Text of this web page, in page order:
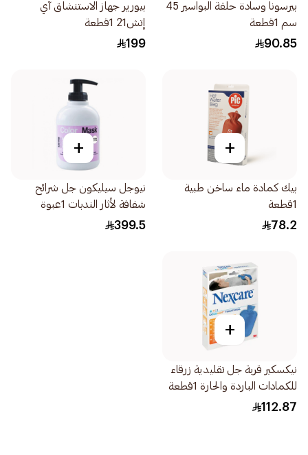
بيرسونا وسادة حلقة البواسير 45
سم 1قطعة
90.85
بيورير جهاز الاستنشاق آي
إتش21 1قطعة
199
+
بيك كمادة ماء ساخن طبية
1قطعة
78.2
+
نيوجل سيليكون جل شرائح
شفافة لأثار الندبات 1عبوة
399.5
+
نيكسكير قربة جل تقليدية زرقاء
للكمادات الباردة والحارة 1قطعة
112.87